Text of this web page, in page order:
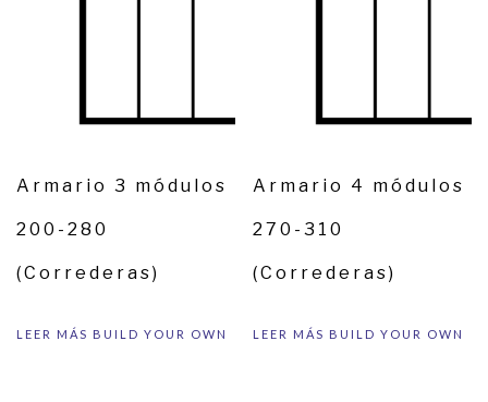
Armario 3 módulos
200-280
(Correderas)
LEER MÁS BUILD YOUR OWN
Armario 4 módulos
270-310
(Correderas)
LEER MÁS BUILD YOUR OWN